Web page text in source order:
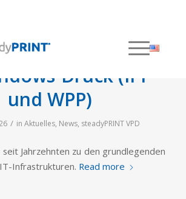
Druck (IPP
und WPP)
/ inAktuelles, News, steadyPRINT VPD
Jahrzehnten zu den grundlegenden
Infrastrukturen. Read more